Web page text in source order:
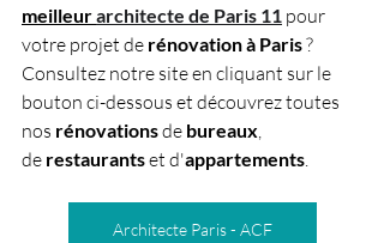
meilleurarchitecte de Paris 11 pour
votre projet de rénovationà Paris ?
Consultez notre site en cliquant sur le
bouton ci-dessous et découvrez toutes
nos rénovations de bureaux,
de restaurants et d'appartements.
Architecte Paris - ACF